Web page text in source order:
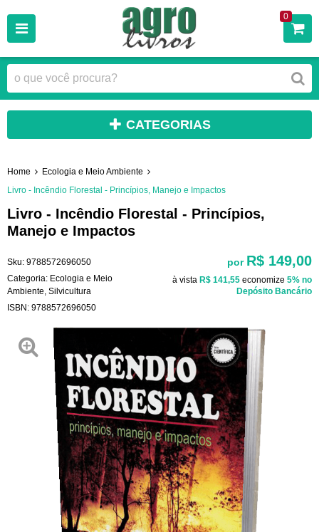
0
CATEGORIAS
Home
Ecologia e Meio Ambiente
Livro - Incêndio Florestal - Princípios, Manejo e Impactos
Livro - Incêndio Florestal - Princípios,
Manejo e Impactos
Sku: 9788572696050
Categoria: Ecologia e Meio
Ambiente Silvicultura
ISBN: 9788572696050
por R$ 149,00
à vista R$ 141,55 economize 5% no
Depósito Bancário